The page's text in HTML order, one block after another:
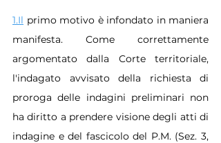
1.Il primo motivo è infondato in maniera
manifesta. Come correttamente
argomentato dalla Corte territoriale,
l'indagato avvisato della richiesta di
proroga delle indagini preliminari non
ha diritto a prendere visione degli atti di
indagine e del fascicolo del P.M. (Sez. 3,